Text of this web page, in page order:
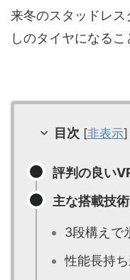
来冬のスタッドレ
しのタイヤになるこ
目次 [非表示]
評判の良い
主な搭載技術
3段構えで
性能長持